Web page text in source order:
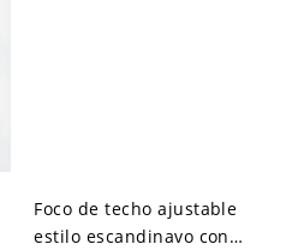
Foco de techo ajustable
estilo escandinavo con